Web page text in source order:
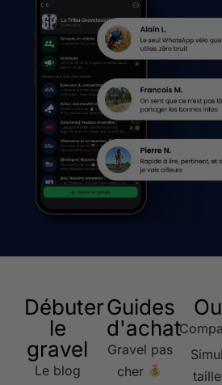
Débuter
le
gravel
Le blog
Guides
d'achat
Gravel pas
cher